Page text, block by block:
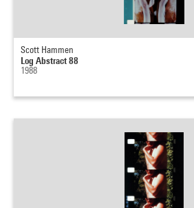
Scott Hammen
Log Abstract 88
1988